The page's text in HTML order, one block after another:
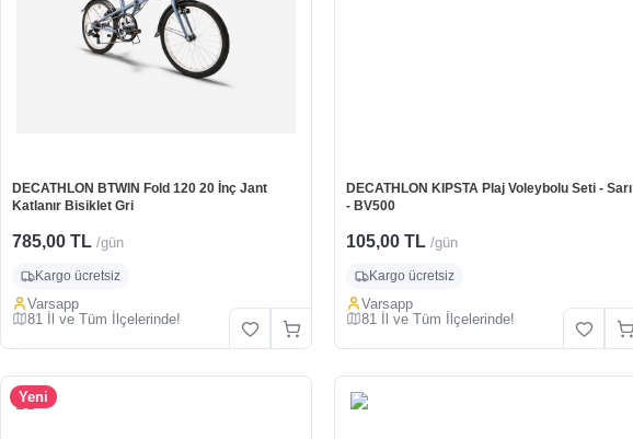
DECATHLON BTWIN Fold 120 20 İnç Jant
Katlanır Bisiklet Gri
785,00 TL /gün
Kargo ücretsiz
Varsapp
81 İl ve Tüm İlçelerinde!
DECATHLON KIPSTA Plaj Voleybolu Seti - Sarı
- BV500
105,00 TL /gün
Kargo ücretsiz
Varsapp
81 İl ve Tüm İlçelerinde!
Yeni